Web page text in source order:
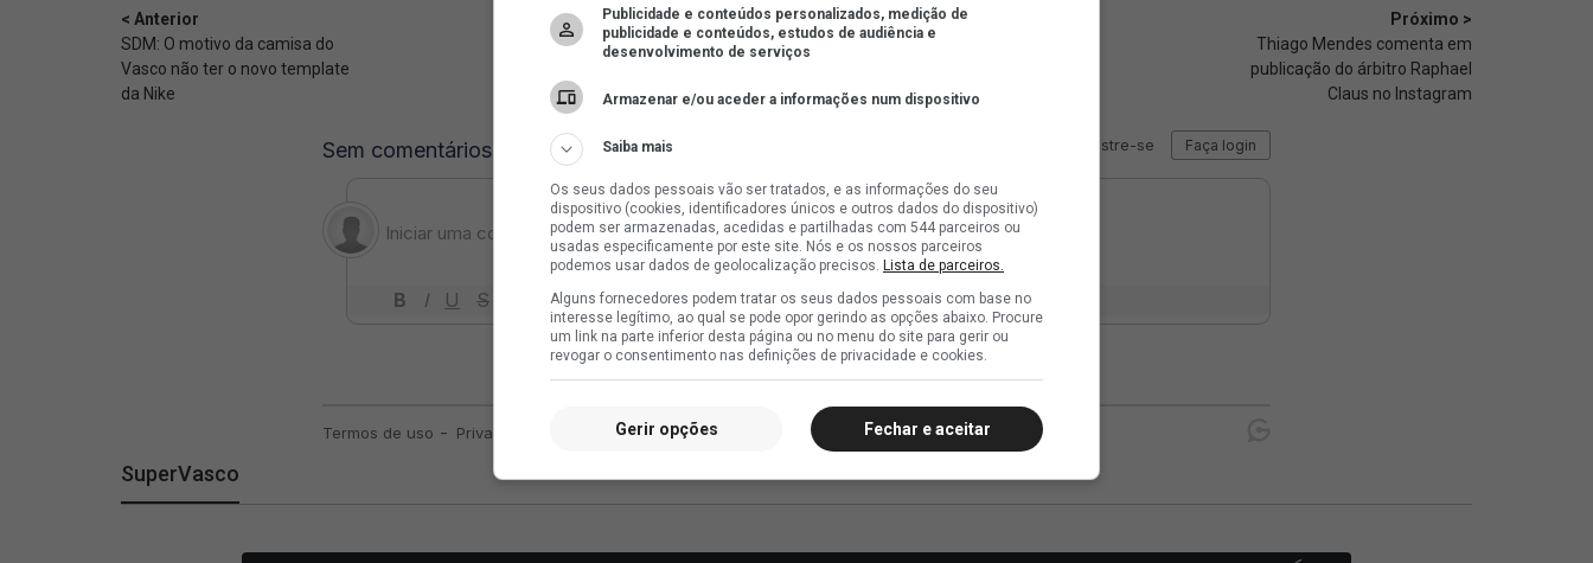
< Anterior
SDM: O motivo da camisa do
Vasco não ter o novo template
da Nike
Próximo >
Thiago Mendes comenta em
publicação do árbitro Raphael
Claus no Instagram
SuperVasco
Publicidade e conteúdos personalizados, medição de
publicidade e conteúdos, estudos de audiência e
desenvolvimento de serviços
Armazenar e/ou aceder a informações num dispositivo
Saiba mais
Os seus dados pessoais vão ser tratados, e as informações do seu
dispositivo (cookies, identificadores únicos e outros dados do dispositivo)
podem ser armazenadas, acedidas e partilhadas com 544 parceiros ou
usadas especificamente por este site. Nós e os nossos parceiros
podemos usar dados de geolocalização precisos. Lista de parceiros.
Alguns fornecedores podem tratar os seus dados pessoais com base no
interesse legítimo, ao qual se pode opor gerindo as opções abaixo. Procure
um link na parte inferior desta página ou no menu do site para gerir ou
revogar o consentimento nas definições de privacidade e cookies.
Fechar e aceitar
Gerir opções